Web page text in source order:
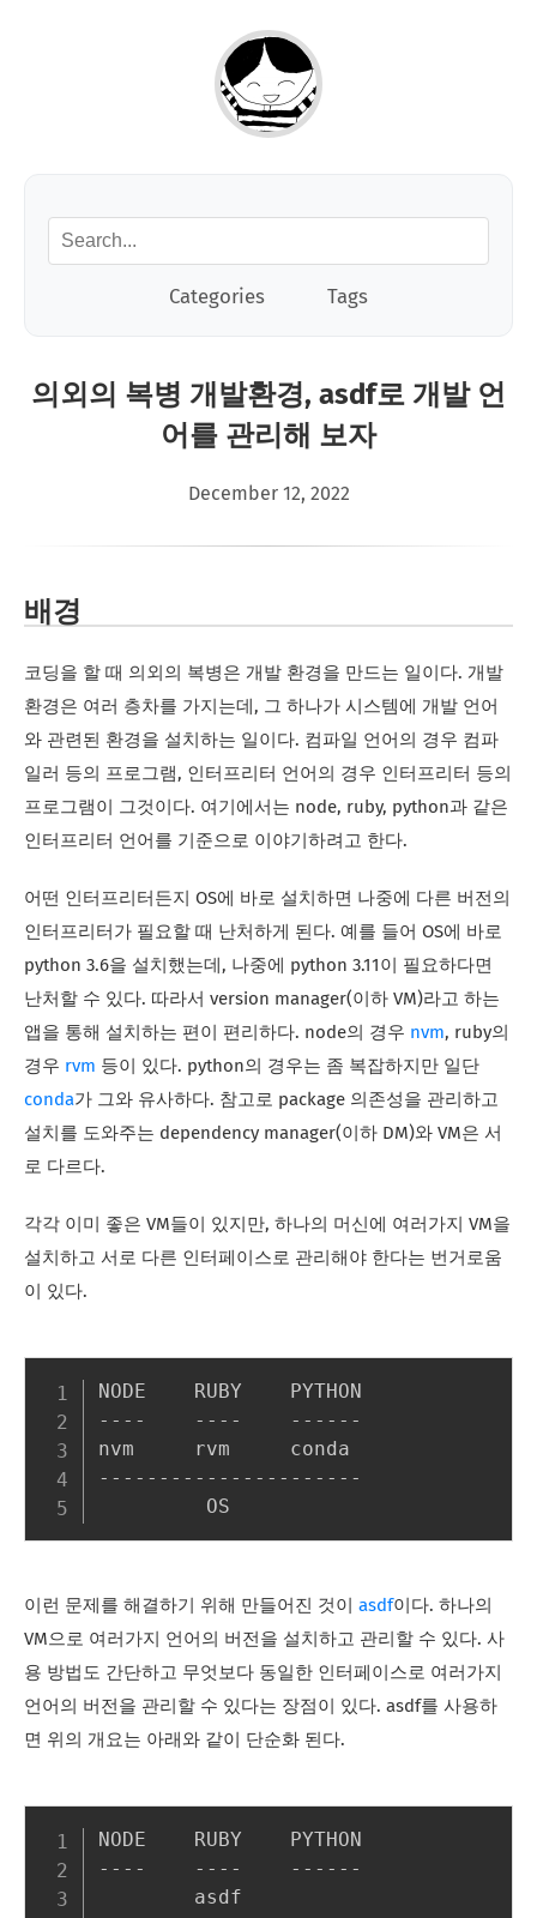
Categories Tags
의외의 복병 개발환경, asdf로 개발 언
어를 관리해 보자
December 12, 2022
배경
코딩을 할 때 의외의 복병은 개발 환경을 만드는 일이다. 개발
환경은 여러 층차를 가지는데, 그 하나가 시스템에 개발 언어
와 관련된 환경을 설치하는 일이다. 컴파일 언어의 경우 컴파
일러 등의 프로그램, 인터프리터 언어의 경우 인터프리터 등의
프로그램이 그것이다. 여기에서는 node, ruby, python과 같은
인터프리터 언어를 기준으로 이야기하려고 한다.
어떤 인터프리터든지 OS에 바로 설치하면 나중에 다른 버전의
인터프리터가 필요할 때 난처하게 된다. 예를 들어 OS에 바로
python 3.6을 설치했는데, 나중에 python 3.11이 필요하다면
난처할 수 있다. 따라서 version manager(이하 VM)라고 하는
앱을 통해 설치하는 편이 편리하다. node의 경우 nvm, ruby의
경우 rvm 등이 있다. python의 경우는 좀 복잡하지만 일단
conda가 그와 유사하다. 참고로 package 의존성을 관리하고
설치를 도와주는 dependency manager(이하 DM)와 VM은 서
로 다르다.
각각 이미 좋은 VM들이 있지만, 하나의 머신에 여러가지 VM을
설치하고 서로 다른 인터페이스로 관리해야 한다는 번거로움
이 있다.
NODE    RUBY    PYTHON
----    ----    ------
nvm     rvm     conda
----------------------
이런 문제를 해결하기 위해 만들어진 것이 asdf이다. 하나의
VM으로 여러가지 언어의 버전을 설치하고 관리할 수 있다. 사
용 방법도 간단하고 무엇보다 동일한 인터페이스로 여러가지
언어의 버전을 관리할 수 있다는 장점이 있다. asdf를 사용하
면 위의 개요는 아래와 같이 단순화 된다.
NODE    RUBY    PYTHON
----    ----    ------
        asdf